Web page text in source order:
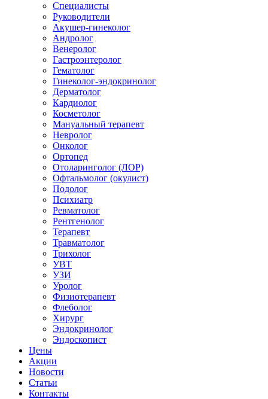
Специалисты
Руководители
Акушер-гинеколог
Андролог
Венеролог
Гастроэнтеролог
Гематолог
Гинеколог-эндокринолог
Дерматолог
Кардиолог
Косметолог
Мануальный терапевт
Невролог
Онколог
Ортопед
Отоларинголог (ЛОР)
Офтальмолог (окулист)
Подолог
Психиатр
Ревматолог
Рентгенолог
Терапевт
Травматолог
Трихолог
УВТ
УЗИ
Уролог
Физиотерапевт
Флеболог
Хирург
Эндокринолог
Эндоскопист
Цены
Акции
Новости
Статьи
Контакты